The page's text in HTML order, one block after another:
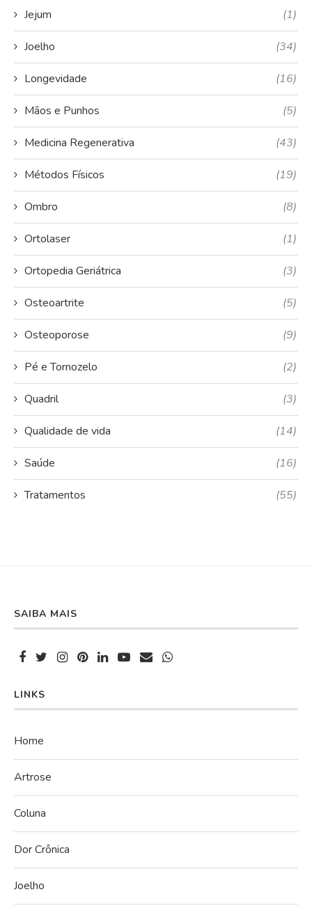
Jejum (1)
Joelho (34)
Longevidade (16)
Mãos e Punhos (5)
Medicina Regenerativa (43)
Métodos Físicos (19)
Ombro (8)
Ortolaser (1)
Ortopedia Geriátrica (3)
Osteoartrite (5)
Osteoporose (9)
Pé e Tornozelo (2)
Quadril (3)
Qualidade de vida (14)
Saúde (16)
Tratamentos (55)
SAIBA MAIS
LINKS
Home
Artrose
Coluna
Dor Crônica
Joelho